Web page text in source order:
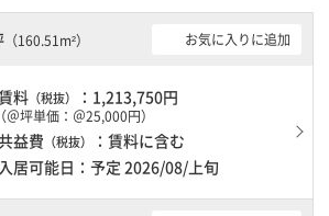
を検討されている方にオススメです。土日・
ますので自由に出入りが出来ます。駐車場完
お客様には必見です。
（160.51m²） お気に入りに追加
料 （税抜） ：1,213,750円
（＠坪単価：＠25,000円）
益費 （税抜）
：賃料に含む
居可能日：予定 2026/08/上旬